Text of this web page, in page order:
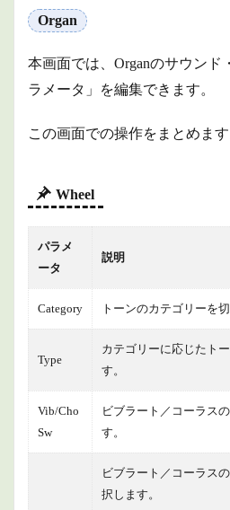
Saturator
1.1.7
Rotary
1.1.8
1.1.10
Reverb
Level Pan
Part EQ
1.1.13
1.1.14
Control
1.1.15
MIDI Rx
1.1.16
Organ
本画面では、Organのサウンド
ラメータ」を編集できます。
この画面での操作をまとめます
Wheel
パラメ
ータ
説明
Category トーンのカテゴリーを
Type
カテゴリーに応じたト
す。
Vib/Cho
Sw
ビブラート／コーラス
す。
ビブラート／コーラス
択します。